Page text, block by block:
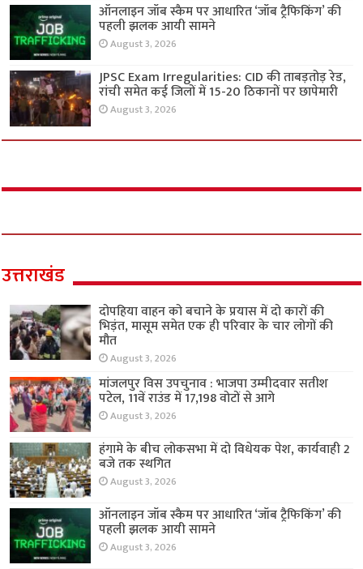
ऑनलाइन जॉब स्कैम पर आधारित ‘जॉब ट्रैफिकिंग’ की
पहली झलक आयी सामने
August 3, 2026
JPSC Exam Irregularities: CID की ताबड़तोड़ रेड,
रांची समेत कई जिलों में 15-20 ठिकानों पर छापेमारी
August 3, 2026
उत्तराखंड
दोपहिया वाहन को बचाने के प्रयास में दो कारों की
भिड़ंत, मासूम समेत एक ही परिवार के चार लोगों की
मौत
August 3, 2026
मांजलपुर विस उपचुनाव : भाजपा उम्मीदवार सतीश
पटेल, 11वें राउंड में 17,198 वोटों से आगे
August 3, 2026
हंगामे के बीच लोकसभा में दो विधेयक पेश, कार्यवाही 2
बजे तक स्थगित
August 3, 2026
ऑनलाइन जॉब स्कैम पर आधारित ‘जॉब ट्रैफिकिंग’ की
पहली झलक आयी सामने
August 3, 2026